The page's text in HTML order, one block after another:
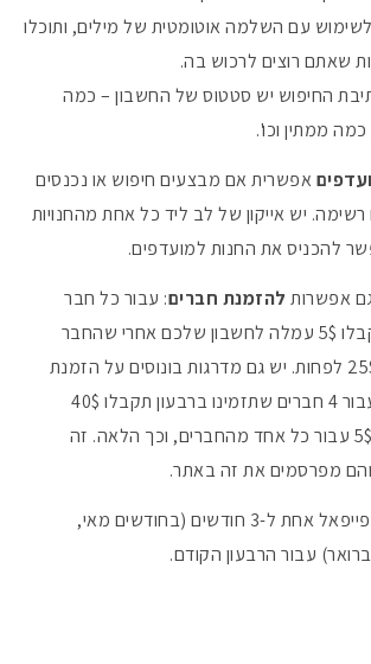
עם השלמה אוטומטית של מילים, ותוכלו
שאתם רוצים לרכוש בה.
החיפוש יש סטטוס של החשבון – כמה
ממתין וכו'.
אפשרית אם מבצעים חיפוש או נכנסים
יש אייקון של לב ליד כל אחת מהחנויות
להכניס את החנות למועדפים.
אפשרות להזמנת חברים: עבור כל חבר
שיצטרף דרככם תקבלו 5$ עמלה לחשבון שלכם אחרי שהחבר
יבצע רכישה בסך 25$ לפחות. יש גם מדרגות בונוסים על הזמנת
חברים – למשל – עבור 4 חברים שתזמינו ברבעון תקבלו 40$
נוספים – בנוסף ל-5$ עבור כל אחד מהחברים, וכך הלאה. זה
מפרסמים את זה באתר.
מועבר לפייפאל אחת ל-3 חודשים (בחודשים מאי,
עבור הרבעון הקודם.